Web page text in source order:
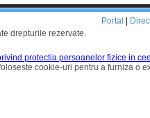
drepturile rezervate.
Portal
protectia persoanelor fizice in
cookie-uri pentru a furniza o